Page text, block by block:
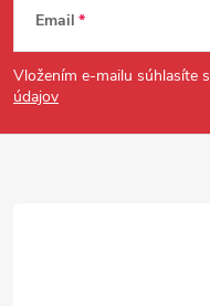
Email
Vložením e-mailu súhlasíte s
údajov